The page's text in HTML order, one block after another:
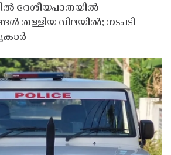
ദേശീയപാതയിൽ
തള്ളിയ നിലയിൽ; നടപടി